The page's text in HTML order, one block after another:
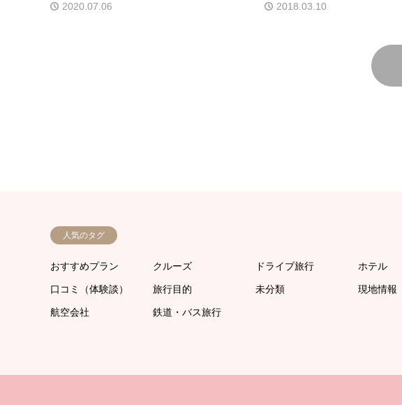
2020.07.06 2018.03.10
人気のタグ
おすすめプラン クルーズ ドライブ旅行 ホテル
口コミ（体験談） 旅行目的 未分類 現地情報
航空会社 鉄道・バス旅行